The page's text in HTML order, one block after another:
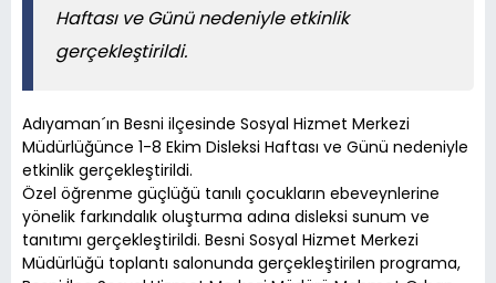
Haftası ve Günü nedeniyle etkinlik
gerçekleştirildi.
Adıyaman´ın Besni ilçesinde Sosyal Hizmet Merkezi
Müdürlüğünce 1-8 Ekim Disleksi Haftası ve Günü nedeniyle
etkinlik gerçekleştirildi.
Özel öğrenme güçlüğü tanılı çocukların ebeveynlerine
yönelik farkındalık oluşturma adına disleksi sunum ve
tanıtımı gerçekleştirildi. Besni Sosyal Hizmet Merkezi
Müdürlüğü toplantı salonunda gerçekleştirilen programa,